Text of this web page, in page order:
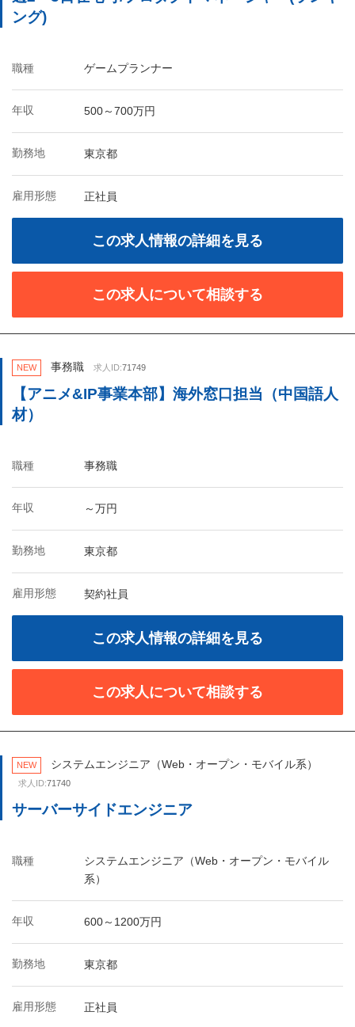
ング)
職種 ゲームプランナー
年収 500～700万円
勤務地 東京都
雇用形態 正社員
この求人情報の詳細を見る
この求人について相談する
NEW 事務職 求人ID:71749
【アニメ&IP事業本部】海外窓口担当（中国語人
材）
職種 事務職
年収 ～万円
勤務地 東京都
雇用形態 契約社員
この求人情報の詳細を見る
この求人について相談する
NEW システムエンジニア（Web・オープン・モバイル系）
求人ID:71740
サーバーサイドエンジニア
職種
システムエンジニア（Web・オープン・モバイル
系）
年収 600～1200万円
勤務地 東京都
雇用形態 正社員